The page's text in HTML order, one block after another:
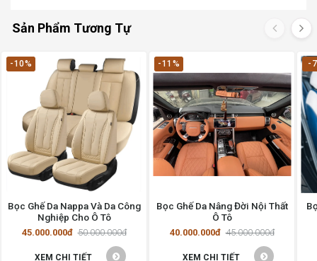
Sản Phẩm Tương Tự
-10%
Bọc Ghế Da Nappa Và Da Công
Nghiệp Cho Ô Tô
45.000.000đ 50.000.000đ
XEM CHI TIẾT
-11%
Bọc Ghế Da Nâng Đời Nội Thất
Ô Tô
40.000.000đ 45.000.000đ
XEM CHI TIẾT
-